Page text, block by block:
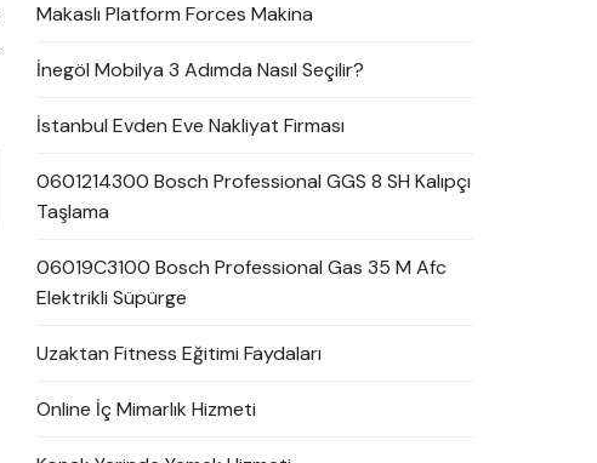
Makaslı Platform Forces Makina
İnegöl Mobilya 3 Adımda Nasıl Seçilir?
İstanbul Evden Eve Nakliyat Firması
0601214300 Bosch Professional GGS 8 SH Kalıpçı
Taşlama
06019C3100 Bosch Professional Gas 35 M Afc
Elektrikli Süpürge
Uzaktan Fitness Eğitimi Faydaları
Online İç Mimarlık Hizmeti